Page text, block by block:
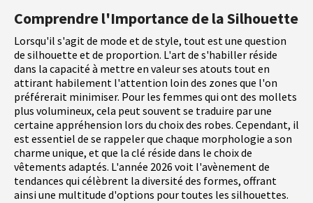
Comprendre l'Importance de la Silhouette
Lorsqu'il s'agit de mode et de style, tout est une question
de silhouette et de proportion. L'art de s'habiller réside
dans la capacité à mettre en valeur ses atouts tout en
attirant habilement l'attention loin des zones que l'on
préférerait minimiser. Pour les femmes qui ont des mollets
plus volumineux, cela peut souvent se traduire par une
certaine appréhension lors du choix des robes. Cependant, il
est essentiel de se rappeler que chaque morphologie a son
charme unique, et que la clé réside dans le choix de
vêtements adaptés. L'année 2026 voit l'avènement de
tendances qui célèbrent la diversité des formes, offrant
ainsi une multitude d'options pour toutes les silhouettes.